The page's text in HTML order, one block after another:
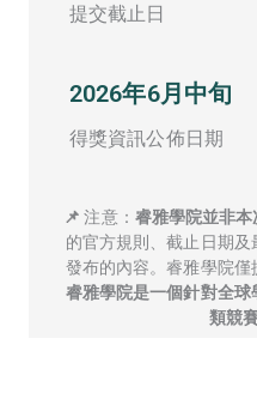
提交截止日
2026年6月中旬
得獎資訊公佈日期
📌注意： 睿雅學院並非
的官方規則、截止日期
發布的內容。睿雅學院僅
睿雅學院是一個針對全
類競